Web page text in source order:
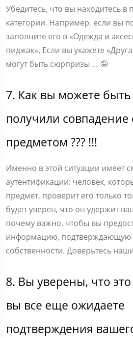
Убедитесь, что вы находитесь в
категории. Например, если вы
заполните его в «Одежда и
пиджак». Если вы укажете
могут быть сюрпризы … 🤪
7. Как вы можете
получили
предметом ??? !!!
Именно в этой ситуации имеет
аутентификации: человек,
предмет, проверит его только
будет уверен, что он удержит
почему важно, чтобы вы
информацию, подтверждающую
собственности. Доверьтесь
8. Вы уверены, что
вы все еще ожидаете
подтверждения